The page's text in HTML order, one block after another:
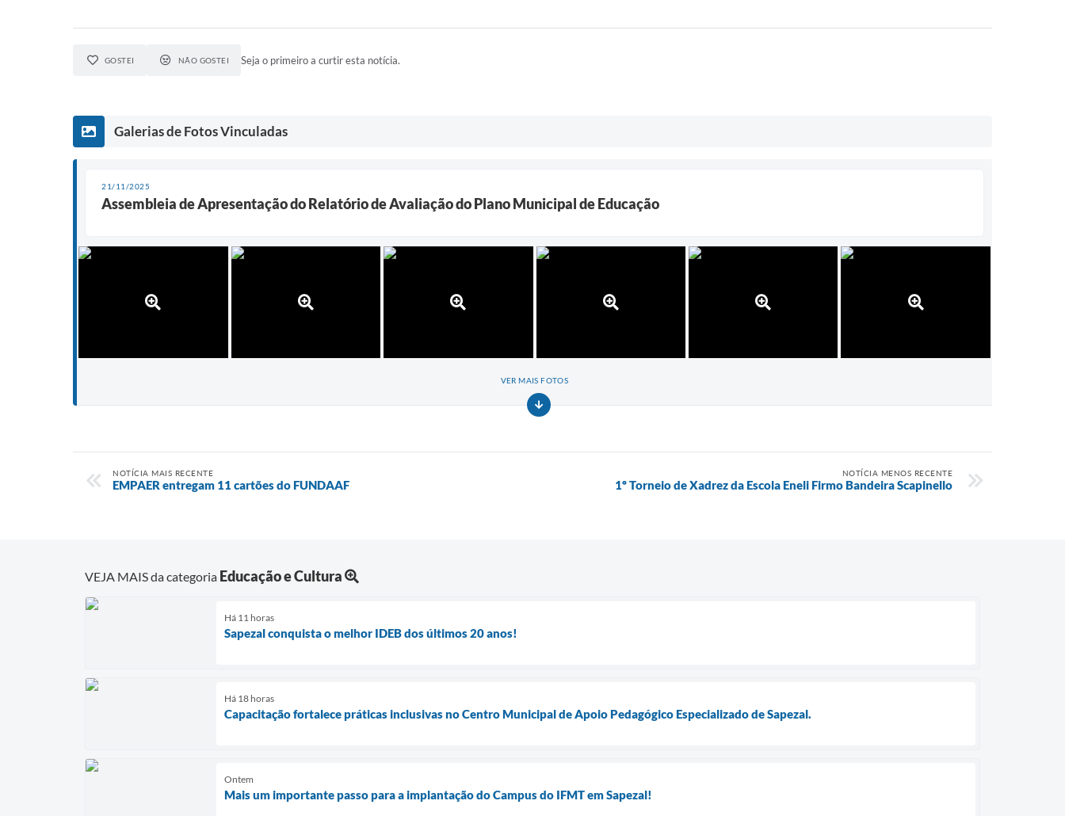
GOSTEI NÃO GOSTEI Seja o primeiro a curtir esta notícia.
Galerias de Fotos Vinculadas
21/11/2025
Assembleia de Apresentação do Relatório de Avaliação do Plano Municipal de Educação
VER MAIS FOTOS
NOTÍCIA MAIS RECENTE
EMPAER entregam 11 cartões do FUNDAAF
NOTÍCIA MENOS RECENTE
1º Torneio de Xadrez da Escola Eneli Firmo Bandeira Scapinello
VEJA MAIS da categoria Educação e Cultura
Há 11 horas
Sapezal conquista o melhor IDEB dos últimos 20 anos!
Há 18 horas
Capacitação fortalece práticas inclusivas no Centro Municipal de Apoio Pedagógico Especializado de Sapezal.
Ontem
Mais um importante passo para a implantação do Campus do IFMT em Sapezal!